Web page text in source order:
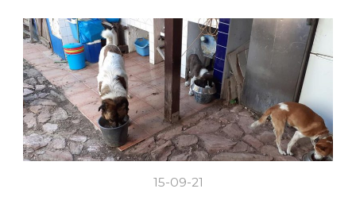
15-09-21